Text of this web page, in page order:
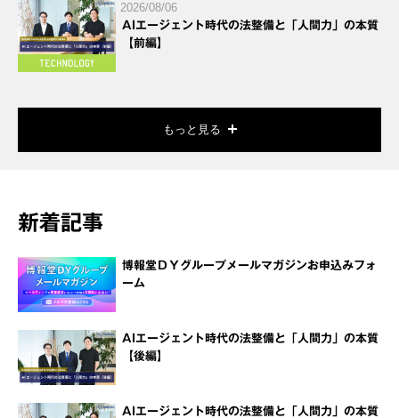
2026/08/06
AIエージェント時代の法整備と「人間力」の本質
【前編】
もっと見る
新着記事
博報堂ＤＹグループメールマガジンお申込みフォ
ーム
AIエージェント時代の法整備と「人間力」の本質
【後編】
AIエージェント時代の法整備と「人間力」の本質